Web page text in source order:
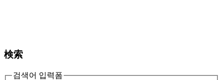
検索
검색어 입력폼